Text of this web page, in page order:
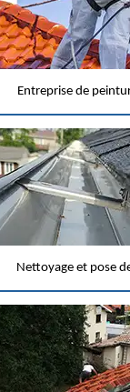
Entreprise de
Nettoyage et pose